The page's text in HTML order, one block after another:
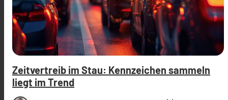
Zeitvertreib im Stau: Kennzeichen sammeln
liegt im Trend